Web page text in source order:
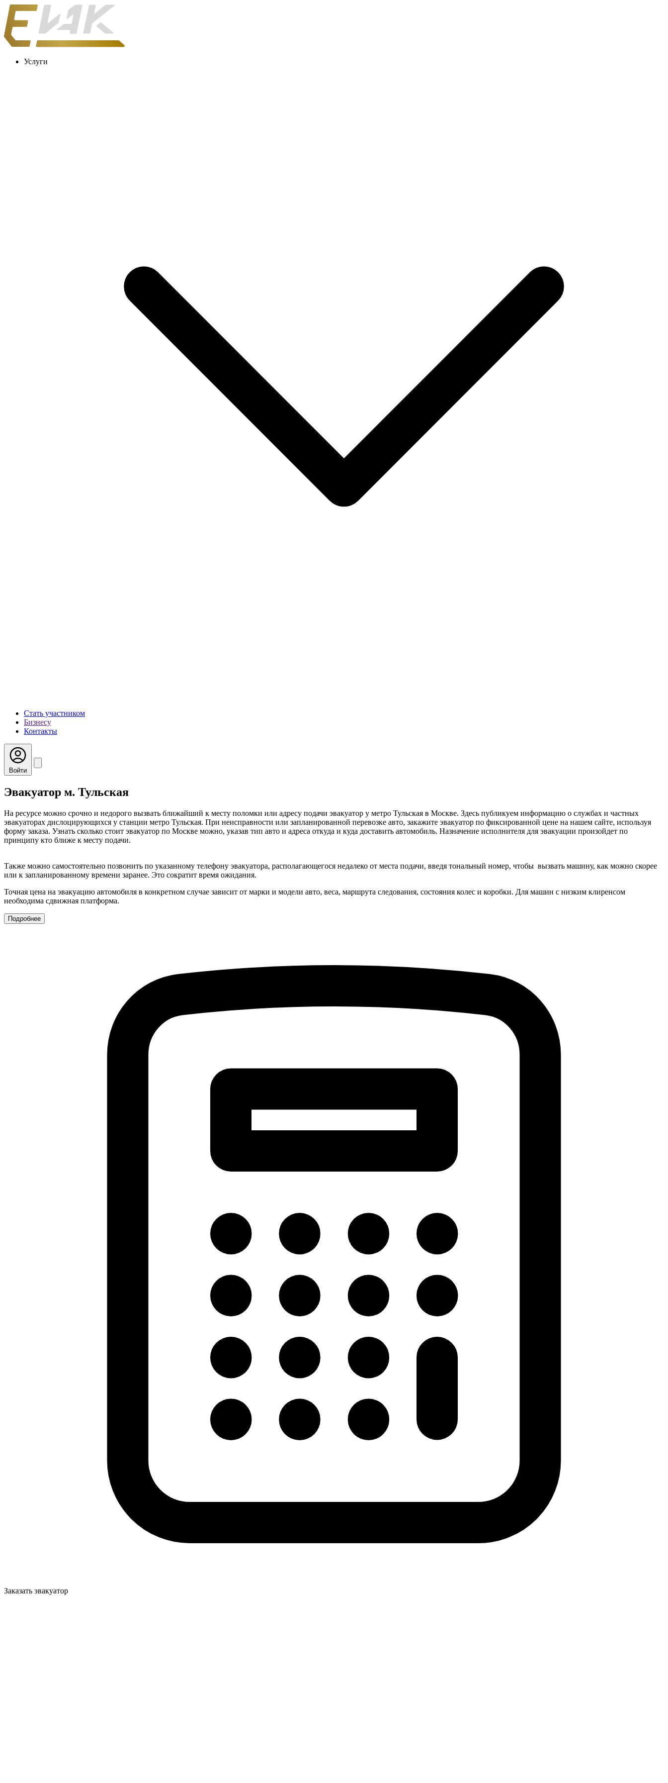
Услуги
Стать участником
Бизнесу
Контакты
Войти
Эвакуатор м. Тульская
На ресурсе можно срочно и недорого вызвать ближайший к месту поломки или адресу подачи эвакуатор у метро Тульская в Москве. Здесь публикуем информацию о службах и частных
эвакуаторах дислоцирующихся у станции метро Тульская. При неисправности или запланированной перевозке авто, закажите эвакуатор по фиксированной цене на нашем сайте, используя
форму заказа. Узнать сколько стоит эвакуатор по Москве можно, указав тип авто и адреса откуда и куда доставить автомобиль. Назначение исполнителя для эвакуации произойдет по
принципу кто ближе к месту подачи.
Также можно самостоятельно позвонить по указанному телефону эвакуатора, располагающегося недалеко от места подачи, введя тональный номер, чтобы вызвать машину, как можно скорее
или к запланированному времени заранее. Это сократит время ожидания.
Точная цена на эвакуацию автомобиля в конкретном случае зависит от марки и модели авто, веса, маршрута следования, состояния колес и коробки. Для машин с низким клиренсом
необходима сдвижная платформа.
Подробнее
Заказать эвакуатор